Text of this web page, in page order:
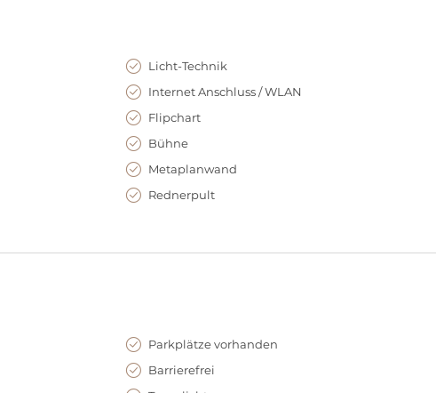
Eventkultur
unvergessliche Veranstaltungsmomente. Seine außergewöhnliche
Gegenwart und Zukunft – ein inspirierender Rahmen für Events mit
Licht-Technik
Internet Anschluss / WLAN
Flipchart
Bühne
Metaplanwand
Rednerpult
Parkplätze vorhanden
Barrierefrei